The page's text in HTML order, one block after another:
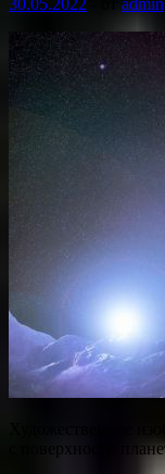
Художественное
с поверхности